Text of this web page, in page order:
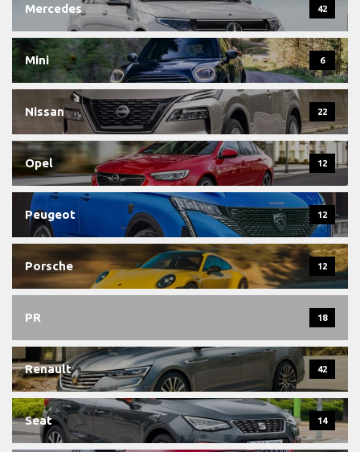
Mercedes 42
Mini 6
Nissan 22
Opel 12
Peugeot 12
Porsche 12
PR 18
Renault 42
Seat 14